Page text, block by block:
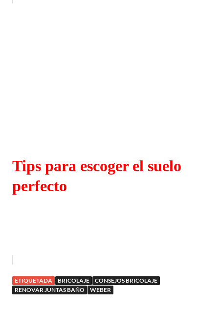
Tips para escoger el suelo
perfecto
ETIQUETADA BRICOLAJE
CONSEJOS BRICOLAJE
RENOVAR JUNTAS BAÑO
WEBER